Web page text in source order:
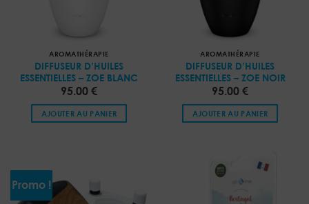
AROMATHÉRAPIE
DIFFUSEUR D’HUILES
ESSENTIELLES – ZOE BLANC
95.00 €
AJOUTER AU PANIER
AROMATHÉRAPIE
DIFFUSEUR D’HUILES
ESSENTIELLES – ZOE NOIR
95.00 €
AJOUTER AU PANIER
Promo !